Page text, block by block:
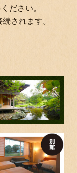
ださい。
されます。